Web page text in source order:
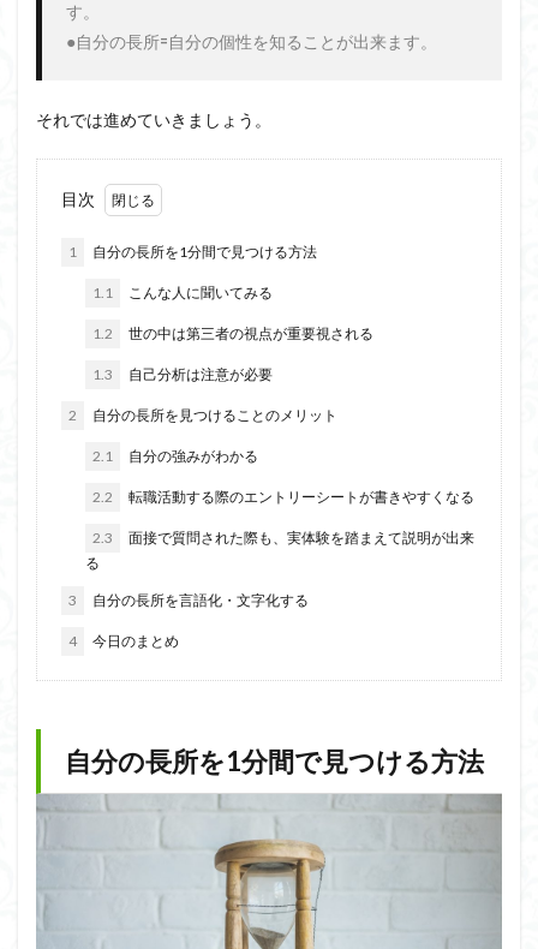
す。
●自分の長所=自分の個性を知ることが出来ます。
それでは進めていきましょう。
目次
1 自分の長所を1分間で見つける方法
1.1 こんな人に聞いてみる
1.2 世の中は第三者の視点が重要視される
1.3 自己分析は注意が必要
2 自分の長所を見つけることのメリット
2.1 自分の強みがわかる
2.2 転職活動する際のエントリーシートが書きやすくなる
2.3
面接で質問された際も、実体験を踏まえて説明が出来
る
3 自分の長所を言語化・文字化する
4 今日のまとめ
自分の長所を1分間で見つける方法